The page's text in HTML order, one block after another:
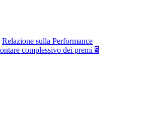
Relazione sulla Performance
complessivo dei premi 5